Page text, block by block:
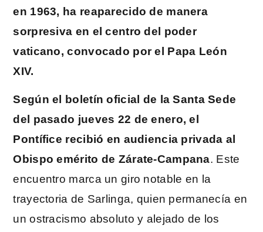
en 1963, ha reaparecido de manera
sorpresiva en el centro del poder
vaticano, convocado por el Papa León
XIV.
Según el boletín oficial de la Santa Sede
del pasado jueves 22 de enero, el
Pontífice recibió en audiencia privada al
Obispo emérito de Zárate-Campana. Este
encuentro marca un giro notable en la
trayectoria de Sarlinga, quien permanecía en
un ostracismo absoluto y alejado de los